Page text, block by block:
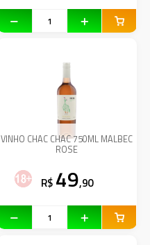
VINHO CHAC CHAC 750ML MALBEC
ROSE
R$ 49,90